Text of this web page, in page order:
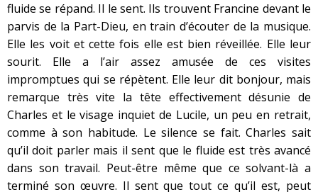
fluide se répand. Il le sent. Ils trouvent Francine devant le
parvis de la Part-Dieu, en train d’écouter de la musique.
Elle les voit et cette fois elle est bien réveillée. Elle leur
sourit. Elle a l’air assez amusée de ces visites
impromptues qui se répètent. Elle leur dit bonjour, mais
remarque très vite la tête effectivement désunie de
Charles et le visage inquiet de Lucile, un peu en retrait,
comme à son habitude. Le silence se fait. Charles sait
qu’il doit parler mais il sent que le fluide est très avancé
dans son travail. Peut-être même que ce solvant-là a
terminé son œuvre. Il sent que tout ce qu’il est, peut